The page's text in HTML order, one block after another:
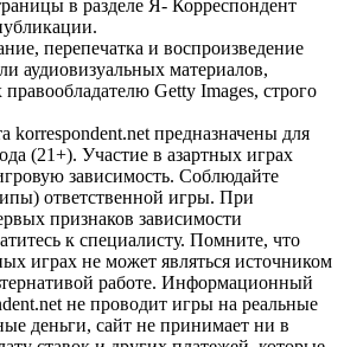
в разделе Я- Корреспондент
перепечатка и воспроизведение
аудиовизуальных материалов,
Getty Images, строго
korrespondent.net предназначены для
(21+). Участие в азартных играх
зависимость. Соблюдайте
ответственной игры. При
признаков зависимости
к специалисту. Помните, что
играх не может являться источником
работе. Информационный
не проводит игры на реальные
деньги, сайт не принимает ни в